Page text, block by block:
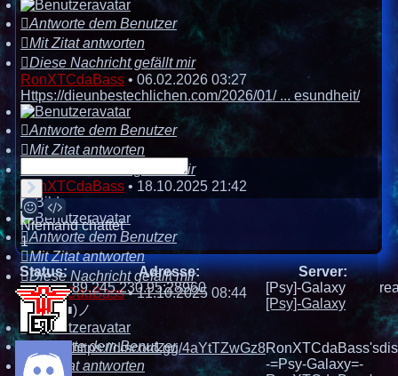
Antworte dem Benutzer
Mit Zitat antworten
Diese Nachricht gefällt mir
RonXTCdaBass • 06.02.2026 03:27
Https://dieunbestechlichen.com/2026/01/ ... esundheit/
Antworte dem Benutzer
Mit Zitat antworten
Diese Nachricht gefällt mir
RonXTCdaBass • 18.10.2025 21:42
Antworte dem Benutzer
Mit Zitat antworten
Diese Nachricht gefällt mir
RonXTCdaBass•11.10.2025 08:44
ヾ(⌐■_■)ノ
Antworte dem Benutzer
Mit Zitat antworten
Senden
SmiliesBBCodes
Niemand chattet
1
Status:
Adresse:
Server:
89.245.230.95:28960
[Psy]-Galaxy
[Psy]-Galaxy
https://discord.gg/4aYtTZwGz8RonXTCdaBass's
-=Psy-Galaxy=-